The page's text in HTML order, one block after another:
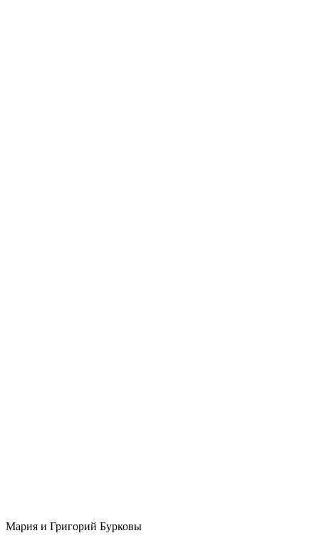
Мария и Григорий Бурковы